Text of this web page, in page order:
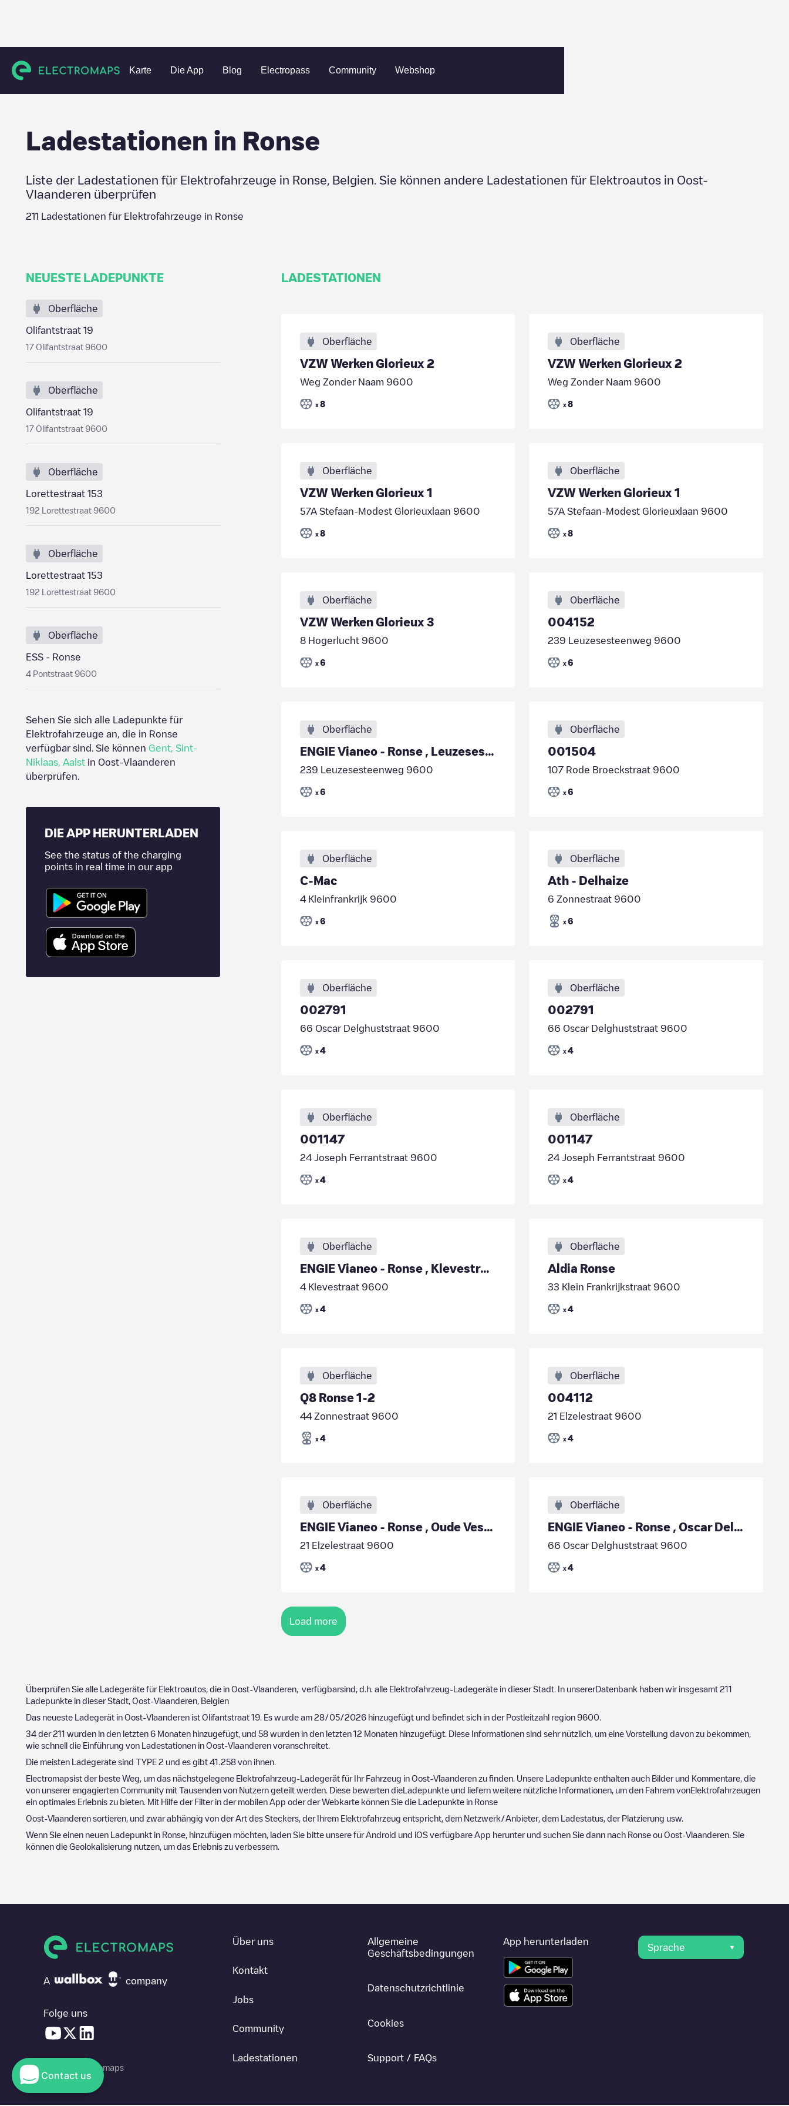
Karte Die App Blog Electropass Community Webshop
Charging stations Belgien Oost-Vlaanderen Ronse
Ladestationen in Ronse
Liste der Ladestationen für Elektrofahrzeuge in Ronse Belgien . Sie können andere Ladestationen für Elektroautos in Oost-
Vlaanderen überprüfen
211 Ladestationen für Elektrofahrzeuge in Ronse
NEUESTE LADEPUNKTE
Oberfläche
Olifantstraat 19
17 Olifantstraat 9600
Oberfläche
Olifantstraat 19
17 Olifantstraat 9600
Oberfläche
Lorettestraat 153
192 Lorettestraat 9600
Oberfläche
Lorettestraat 153
192 Lorettestraat 9600
Oberfläche
ESS - Ronse
4 Pontstraat 9600
Sehen Sie sich alle Ladepunkte für
Elektrofahrzeuge an, die in Ronse
verfügbar sind. Sie können Gent Sint-
Niklaas Aalst in Oost-Vlaanderen
überprüfen.
DIE APP HERUNTERLADEN
See the status of the charging
points in real time in our app
LADESTATIONEN
Oberfläche
VZW Werken Glorieux 2
Weg Zonder Naam 9600
x 8
Oberfläche
VZW Werken Glorieux 2
Weg Zonder Naam 9600
x 8
Oberfläche
VZW Werken Glorieux 1
57A Stefaan-Modest Glorieuxlaan 9600
x 8
Oberfläche
VZW Werken Glorieux 1
57A Stefaan-Modest Glorieuxlaan 9600
x 8
Oberfläche
VZW Werken Glorieux 3
8 Hogerlucht 9600
x 6
Oberfläche
004152
239 Leuzesesteenweg 9600
x 6
Oberfläche
ENGIE Vianeo - Ronse , Leuzesesteenweg 241
239 Leuzesesteenweg 9600
x 6
Oberfläche
001504
107 Rode Broeckstraat 9600
x 6
Oberfläche
C-Mac
4 Kleinfrankrijk 9600
x 6
Oberfläche
Ath - Delhaize
6 Zonnestraat 9600
x 6
Oberfläche
002791
66 Oscar Delghuststraat 9600
x 4
Oberfläche
002791
66 Oscar Delghuststraat 9600
x 4
Oberfläche
001147
24 Joseph Ferrantstraat 9600
x 4
Oberfläche
001147
24 Joseph Ferrantstraat 9600
x 4
Oberfläche
ENGIE Vianeo - Ronse , Klevestraat 79
4 Klevestraat 9600
x 4
Oberfläche
Aldia Ronse
33 Klein Frankrijkstraat 9600
x 4
Oberfläche
Q8 Ronse 1-2
44 Zonnestraat 9600
x 4
Oberfläche
004112
21 Elzelestraat 9600
x 4
Oberfläche
ENGIE Vianeo - Ronse , Oude Vesten 49
21 Elzelestraat 9600
x 4
Oberfläche
ENGIE Vianeo - Ronse , Oscar Delghuststraat 64
66 Oscar Delghuststraat 9600
x 4
Load more
Überprüfen Sie alle Ladegeräte für Elektroautos, die in Oost-Vlaanderen , verfügbarsind, d.h. alle Elektrofahrzeug-Ladegeräte in dieser Stadt. In unsererDatenbank haben wir insgesamt 211
Ladepunkte in dieser Stadt, Oost-Vlaanderen Belgien
Das neueste Ladegerät in Oost-Vlaanderen ist Olifantstraat 19 . Es wurde am 28/05/2026 hinzugefügt und befindet sich in der Postleitzahl region 9600
34 der211 wurden in den letzten 6 Monaten hinzugefügt, und 58 wurden in den letzten 12 Monaten hinzugefügt. Diese Informationen sind sehr nützlich, um eine Vorstellung davon zu bekommen,
wie schnell die Einführung von Ladestationen in Oost-Vlaanderen voranschreitet.
Die meisten Ladegeräte sind TYPE 2 und es gibt 41.258 von ihnen.
Electromapsist der beste Weg, um das nächstgelegene Elektrofahrzeug-Ladegerät für Ihr Fahrzeug in Oost-Vlaanderen zu finden. Unsere Ladepunkte enthalten auch Bilder und Kommentare, die
von unserer engagierten Community mit Tausenden von Nutzern geteilt werden. Diese bewerten dieLadepunkte und liefern weitere nützliche Informationen, um den Fahrern vonElektrofahrzeugen
ein optimales Erlebnis zu bieten. Mit Hilfe der Filter in der mobilen App oder der Webkarte können Sie die Ladepunkte in Ronse
Oost-Vlaanderen sortieren, und zwar abhängig von der Art des Steckers, der Ihrem Elektrofahrzeug entspricht, dem Netzwerk/Anbieter, dem Ladestatus, der Platzierung usw.
Wenn Sie einen neuen Ladepunkt in Ronse , hinzufügen möchten, laden Sie bitte unsere für Android und iOS verfügbare App herunter und suchen Sie dann nach Ronse ou Oost-Vlaanderen . Sie
können die Geolokalisierung nutzen, um das Erlebnis zu verbessern.
A company
Folge uns
© 2026 Electromaps
Über uns
Kontakt
Jobs
Community
Ladestationen
Allgemeine
Geschäftsbedingungen
Datenschutzrichtlinie
Cookies
Support / FAQs
App herunterladen
Sprache
Contact us